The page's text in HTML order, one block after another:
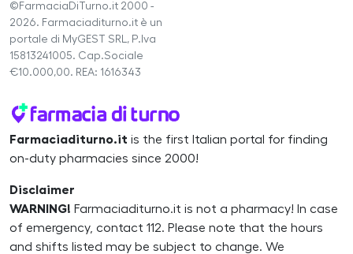
©FarmaciaDiTurno.it 2000 -
2026. Farmaciaditurno.it è un
portale di MyGEST SRL, P.Iva
15813241005. Cap.Sociale
€10.000,00. REA: 1616343
Farmaciaditurno.it is the first Italian portal for finding
on-duty pharmacies since 2000!
Disclaimer
WARNING! Farmaciaditurno.it is not a pharmacy! In case
of emergency, contact 112. Please note that the hours
and shifts listed may be subject to change. We